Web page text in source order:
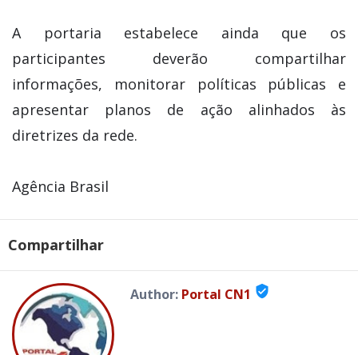
A portaria estabelece ainda que os
participantes deverão compartilhar
informações, monitorar políticas públicas e
apresentar planos de ação alinhados às
diretrizes da rede.
Agência Brasil
Compartilhar
Author: Portal CN1 verified_user